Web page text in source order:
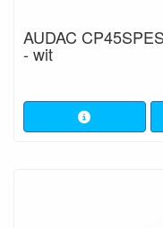
AUDAC
- wit